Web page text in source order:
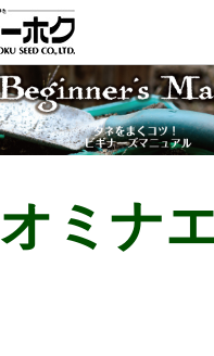
オミナ